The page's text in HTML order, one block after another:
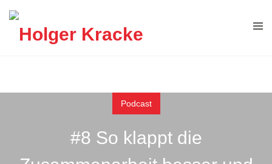
Podcast
#8 So klappt die